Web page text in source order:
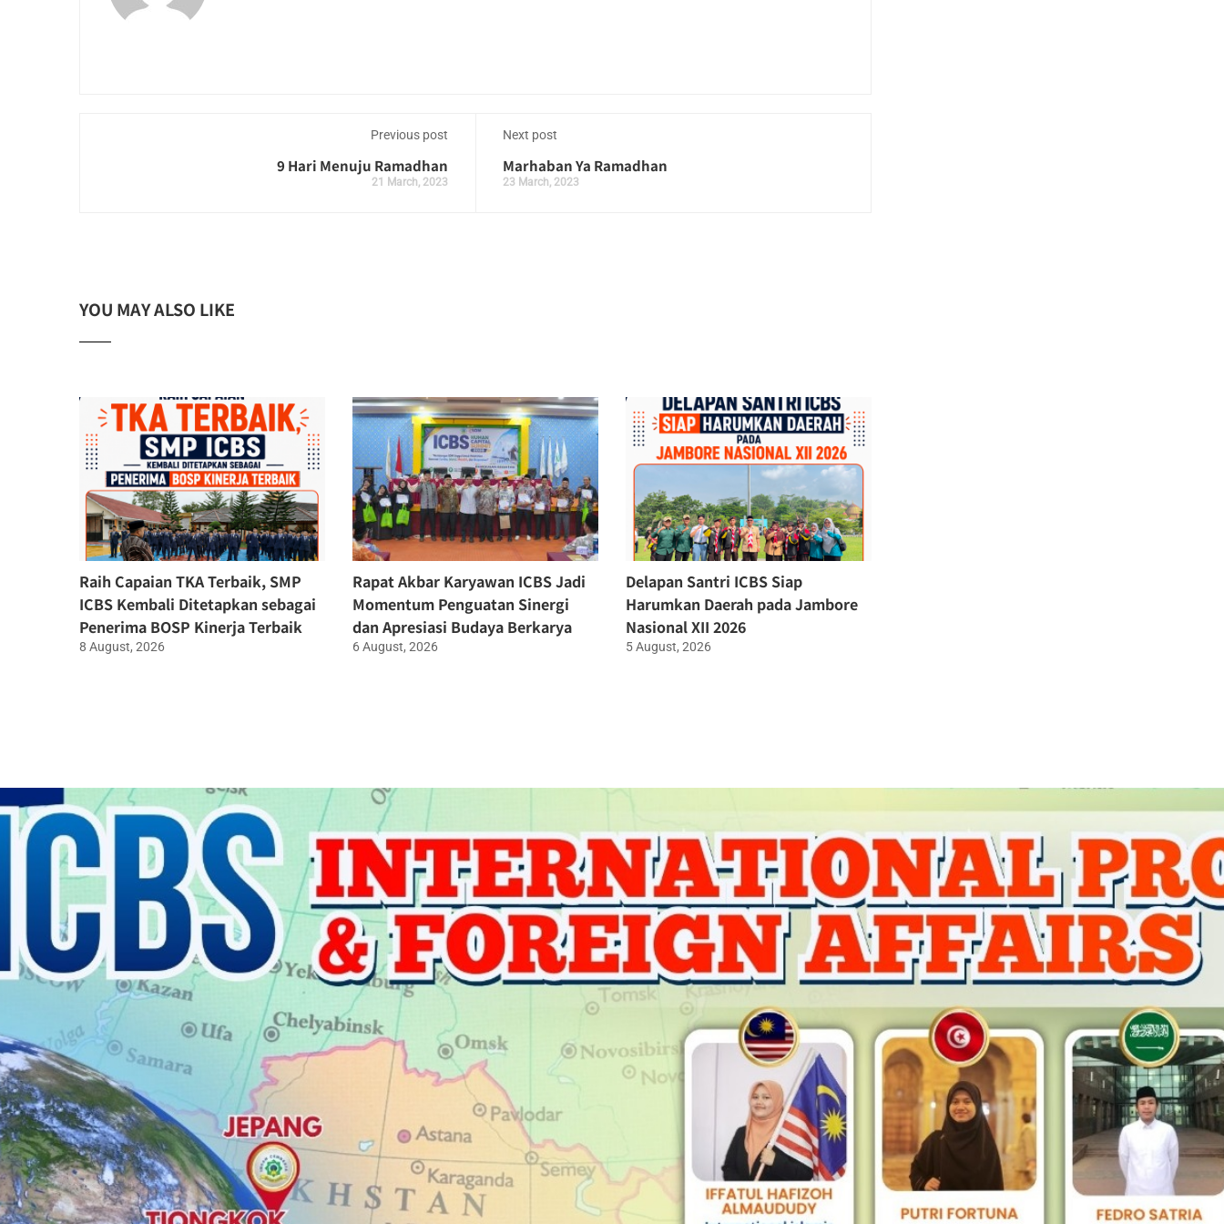
Previous post
9 Hari Menuju Ramadhan
21 March, 2023
Next post
Marhaban Ya Ramadhan
23 March, 2023
YOU MAY ALSO LIKE
Raih Capaian TKA Terbaik, SMP
ICBS Kembali Ditetapkan sebagai
Penerima BOSP Kinerja Terbaik
8 August, 2026
Rapat Akbar Karyawan ICBS Jadi
Momentum Penguatan Sinergi
dan Apresiasi Budaya Berkarya
6 August, 2026
Delapan Santri ICBS Siap
Harumkan Daerah pada Jambore
Nasional XII 2026
5 August, 2026